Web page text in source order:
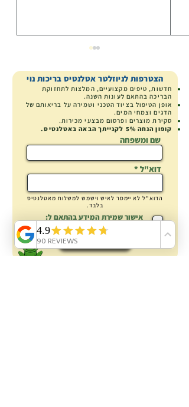
למה ספוגי הפילטר התכווצו?
הצטרפות לניוזלטר אטלנטיס בריכות נוי
חדשות, טיפים מקצועיים, המלצות לתחזוקת
הבריכה בהתאם לעונות השנה.
אופן הטיפול בציוד הטכני ושמירה על בריאותם של
הדגים וצמחי המים.
סקירת מוצרים ופרסום מבצעי מכירות.
קופון הנחה5% לקנייתך הבאה באטלנטיס.
שם ומשפחה
דוא"ל
הדוא"ל לא יימסר לאיש וישמש למשלוח מאטלנטיס
בלבד.
אישור שמירת המידע בהתאם ל:
מדיניות הפרטיות